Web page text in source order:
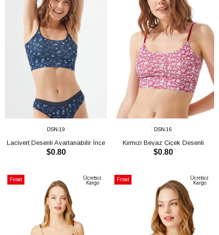
DSN-19
Lacivert Desenli Ayarlanabilir İnce
Askılı Lazer Kesim Kadın Crop
$0.80
DSN-16
Kırmızı Beyaz Çiçek Desenli
Ayarlanabilir İnce Askılı Lazer
$0.80
Fırsat
Ücretsiz
Kargo
Fırsat
Ücretsiz
Kargo